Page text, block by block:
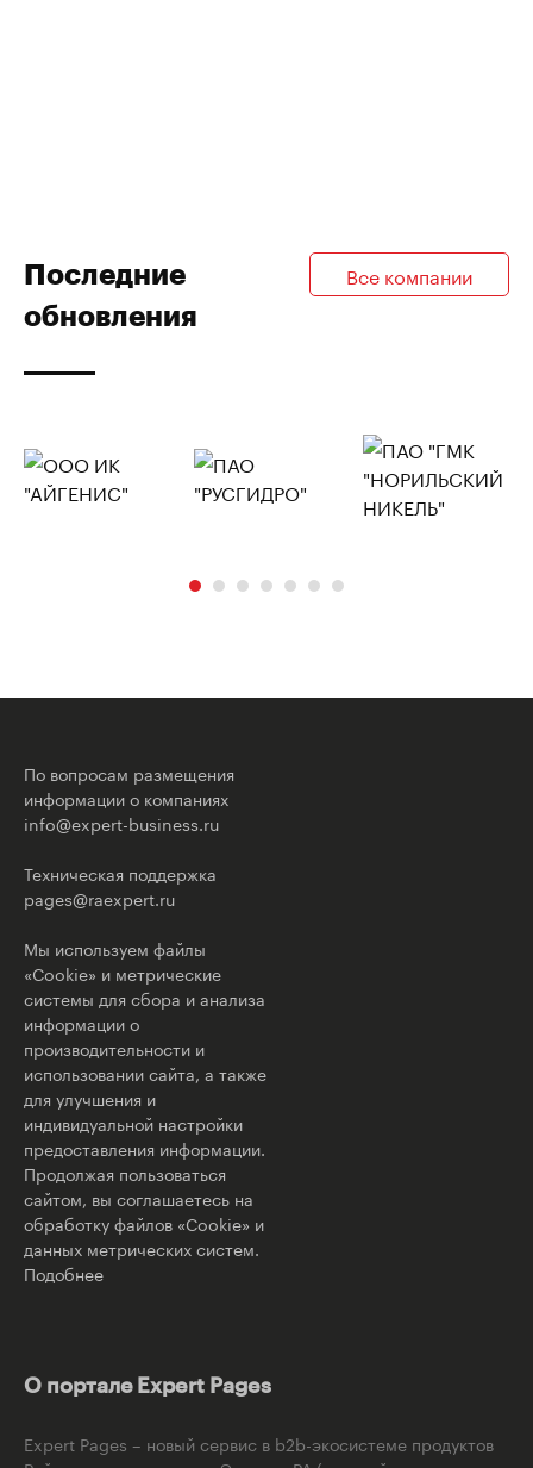
Последние
обновления
Все компании
По вопросам размещения
информации о компаниях
info@expert-business.ru
Техническая поддержка
pages@raexpert.ru
Мы используем файлы
«Cookie» и метрические
системы для сбора и анализа
информации о
производительности и
использовании сайта, а также
для улучшения и
индивидуальной настройки
предоставления информации.
Продолжая пользоваться
сайтом, вы соглашаетесь на
обработку файлов «Cookie» и
данных метрических систем.
Подобнее
О портале Expert Pages
Expert Pages – новый сервис в b2b-экосистеме продуктов